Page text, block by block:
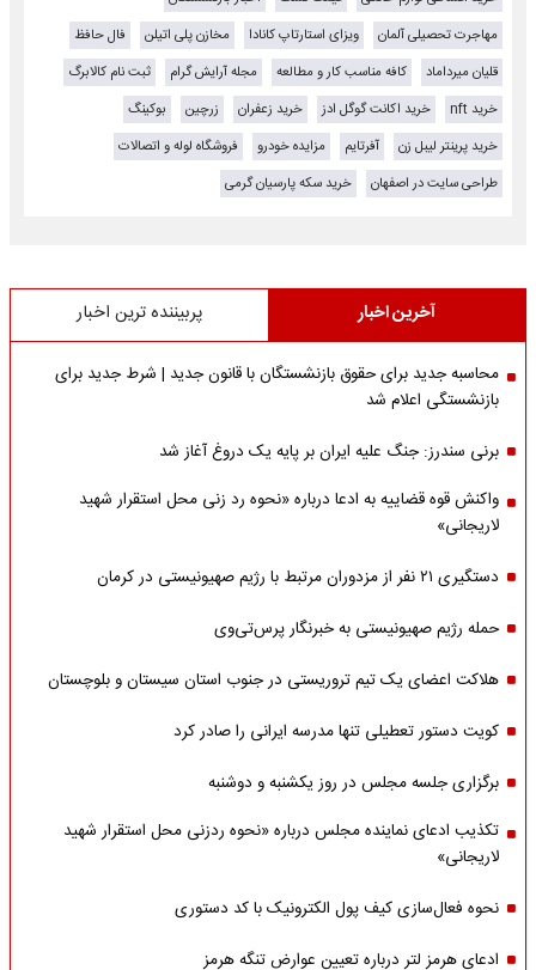
مهاجرت تحصیلی آلمان
ویزای استارتاپ کانادا مخازن پلی اتیلن
فال حافظ
قلیان میرداماد
کافه مناسب کار و مطالعه مجله آرایش گرام
ثبت نام کالابرگ
خرید nft
خرید اکانت گوگل ادز خرید زعفران زرچین
بوکینگ
خرید پرینتر لیبل زن
آفرتایم مزایده خودرو
فروشگاه لوله و اتصالات
طراحی سایت در اصفهان
خرید سکه پارسیان گرمی
آخرین اخبار پربیننده ترین اخبار
محاسبه جدید برای حقوق بازنشستگان با قانون جدید | شرط جدید برای
بازنشستگی اعلام شد
برنی سندرز: جنگ علیه ایران بر پایه یک دروغ آغاز شد
واکنش قوه قضاییه به ادعا درباره «نحوه رد زنی محل استقرار شهید
لاریجانی»
دستگیری ۲۱ نفر از مزدوران مرتبط با رژیم صهیونیستی در کرمان
حمله رژیم صهیونیستی به خبرنگار پرس‌تی‌وی
هلاکت اعضای یک تیم تروریستی در جنوب استان سیستان و بلوچستان
کویت دستور تعطیلی تنها مدرسه ایرانی را صادر کرد
برگزاری جلسه مجلس در روز یکشنبه و دوشنبه
تکذیب ادعای نماینده مجلس درباره «نحوه ردزنی محل استقرار شهید
لاریجانی»
نحوه فعال‌سازی کیف پول الکترونیک با کد دستوری
ادعای هرمز لتر درباره تعیین عوارض تنگه هرمز